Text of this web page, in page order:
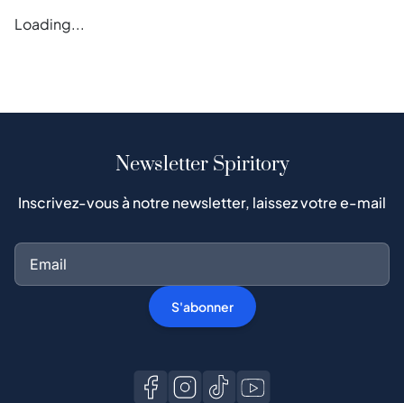
Loading...
Newsletter Spiritory
Inscrivez-vous à notre newsletter, laissez votre e-mail
S'abonner